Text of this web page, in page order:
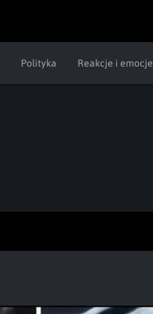
Polityka Reakcje i emocje